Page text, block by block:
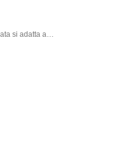
si adatta ai